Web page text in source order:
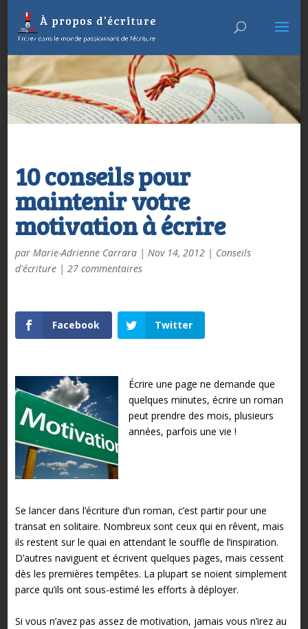
10 conseils pour
maintenir votre
motivation à écrire
par Marie-Adrienne Carrara| Nov 14, 2012| Conseils
d'écriture| 27 commentaires
Facebook Twitter
Écrire une page ne demande que
quelques minutes, écrire un roman
peut prendre des mois, plusieurs
années, parfois une vie !
Se lancer dans l’écriture d’un roman, c’est partir pour une
transat en solitaire. Nombreux sont ceux qui en rêvent, mais
ils restent sur le quai en attendant le souffle de l’inspiration.
D’autres naviguent et écrivent quelques pages, mais cessent
dès les premières tempêtes. La plupart se noient simplement
parce qu’ils ont sous-estimé les efforts à déployer.
Si vous n’avez pas assez de motivation, jamais vous n’irez au